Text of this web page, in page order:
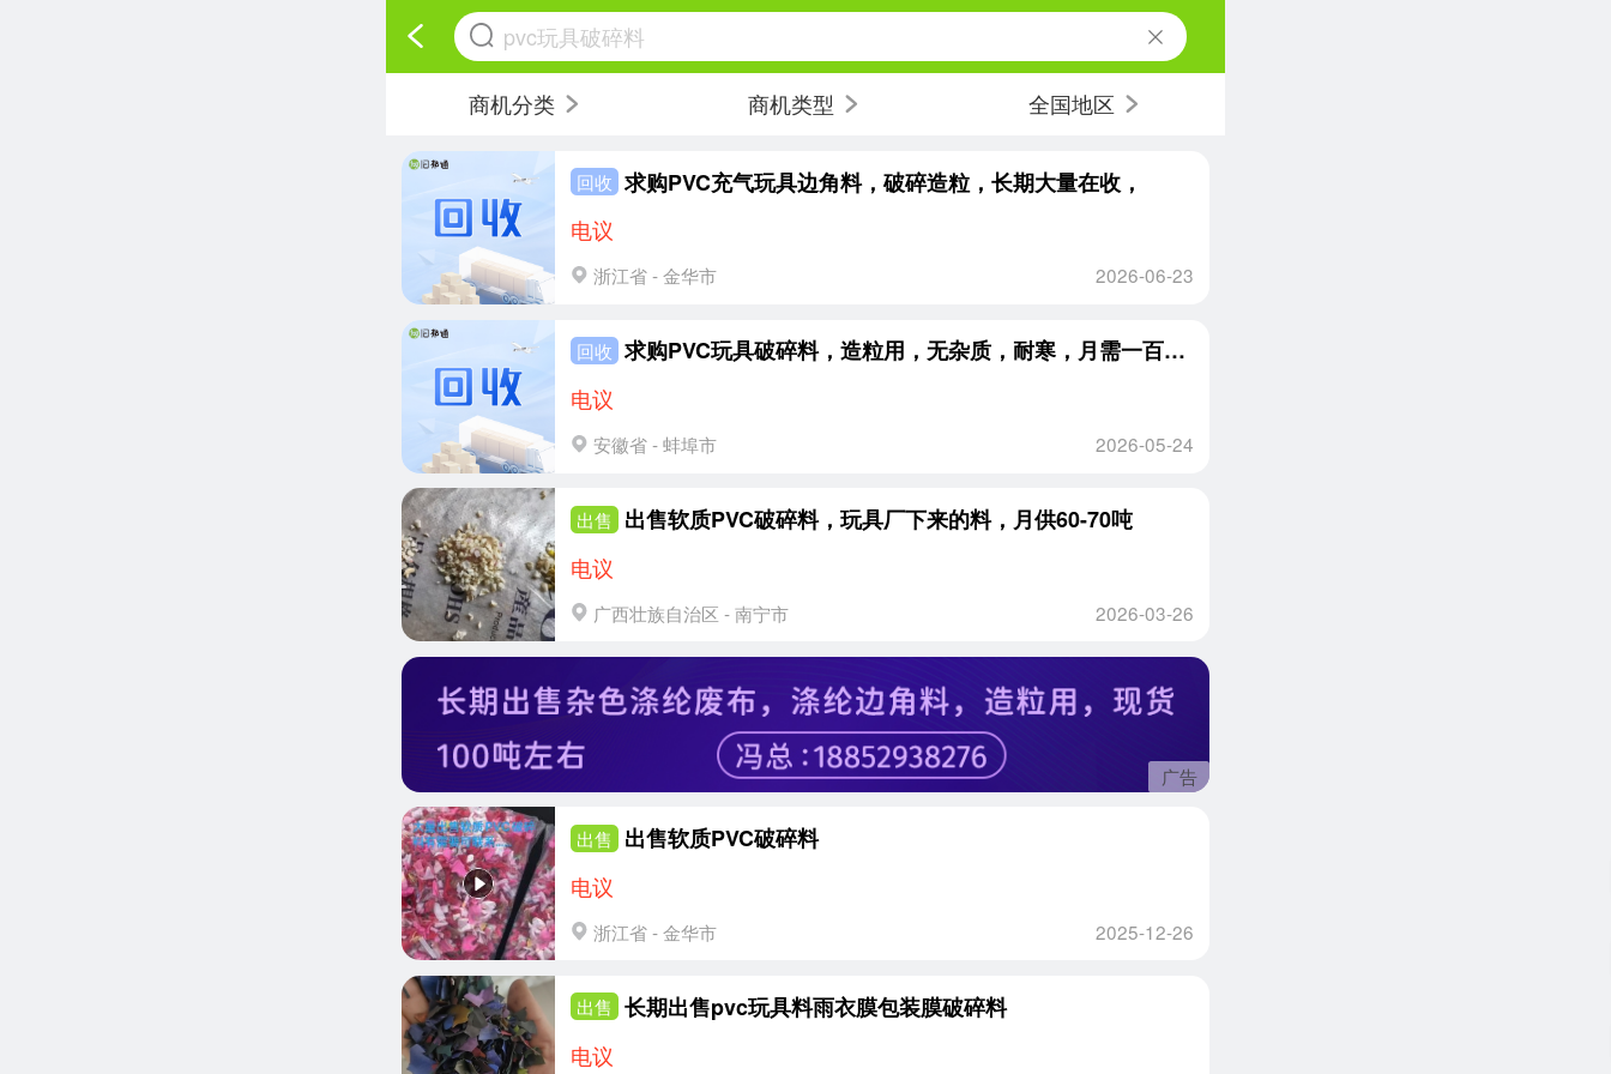
pvc玩具破碎料
商机分类 商机类型 全国地区
回收 求购PVC充气玩具边角料，破碎造粒，长期大量在收，
电议
浙江省 - 金华市 2026-06-23
回收
求购PVC玩具破碎料，造粒用，无杂质，耐寒，月需一百吨左右
电议
安徽省 - 蚌埠市 2026-05-24
出售 出售软质PVC破碎料，玩具厂下来的料，月供60-70吨
电议
广西壮族自治区 - 南宁市 2026-03-26
广告
出售 出售软质PVC破碎料
电议
浙江省 - 金华市 2025-12-26
出售 长期出售pvc玩具料雨衣膜包装膜破碎料
电议